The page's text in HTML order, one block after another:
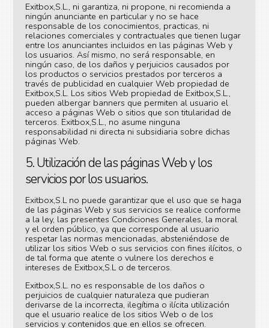
Exitbox,S.L., ni garantiza, ni propone, ni recomienda a
ningún anunciante en particular y no se hace
responsable de los conocimientos, practicas, ni
relaciones comerciales y contractuales que tienen lugar
entre los anunciantes incluidos en las páginas Web y
los usuarios. Así mismo, no será responsable, en
ningún caso, de los daños y perjuicios causados por
los productos o servicios prestados por terceros a
través de publicidad en cualquier Web propiedad de
Exitbox,S.L. Los sitios Web propiedad de Exitbox,S.L.,
pueden albergar banners que permiten al usuario el
acceso a páginas Web o sitios que son titularidad de
terceros. Exitbox,S.L., no asume ninguna
responsabilidad ni directa ni subsidiaria sobre dichas
páginas Web.
5. Utilización de las páginas Web y los
servicios por los usuarios.
Exitbox,S.L no puede garantizar que el uso que se haga
de las páginas Web y sus servicios se realice conforme
a la ley, las presentes Condiciones Generales, la moral
y el orden público, ya que corresponde al usuario
respetar las normas mencionadas, absteniéndose de
utilizar los sitios Web o sus servicios con fines ilícitos, o
de tal forma que atente o vulnere los derechos e
intereses de Exitbox,S.L o de terceros.
Exitbox,S.L. no es responsable de los daños o
perjuicios de cualquier naturaleza que pudieran
derivarse de la incorrecta, ilegítima o ilícita utilización
que el usuario realice de los sitios Web o de los
servicios y contenidos que en ellos se ofrecen.